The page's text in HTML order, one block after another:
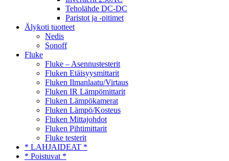
Teholähde DC-DC
Paristot ja -pitimet
Älykoti tuotteet
Nedis
Sonoff
Fluke
Fluke – Asennustesterit
Fluken Etäisyysmittarit
Fluken Ilmanlaatu/Virtaus
Fluken IR Lämpömittarit
Fluken Lämpökamerat
Fluken Lämpö/Kosteus
Fluken Mittajohdot
Fluken Pihtimittarit
Fluke testerit
* LAHJAIDEAT *
* Poistuvat *